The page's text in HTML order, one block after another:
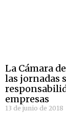
La Cámara
las jornadas
empresas
13 de junio de 2018